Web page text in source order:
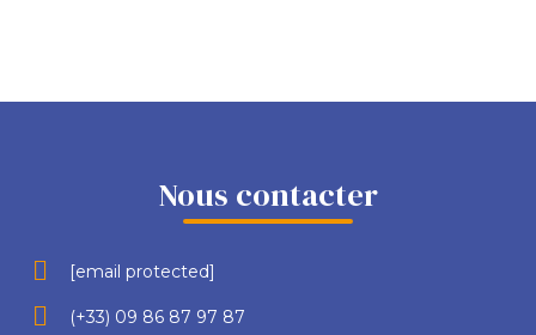
Nous contacter
[email protected]
(+33) 09 86 87 97 87